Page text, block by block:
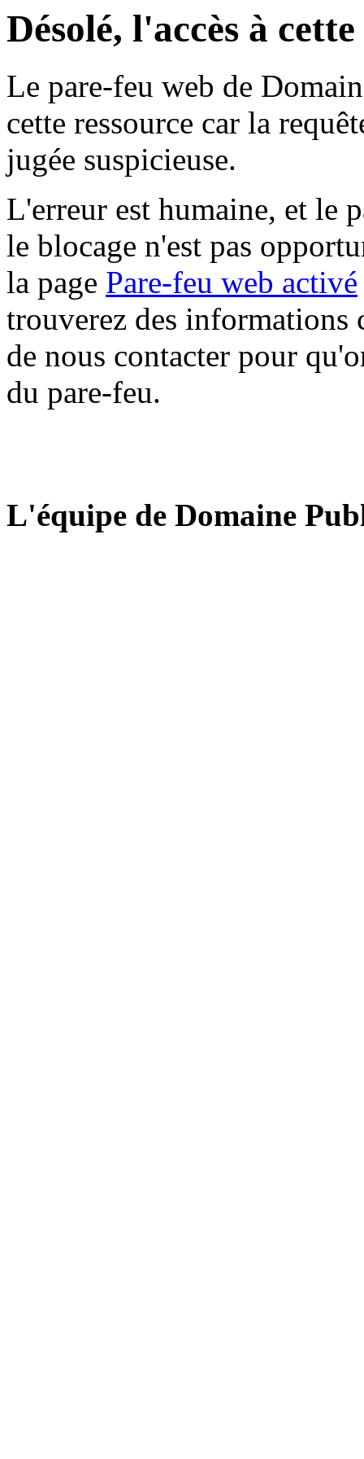
Désolé, l'accès à
Le pare-feu web de
cette ressource car la
jugée suspicieuse.
L'erreur est humaine, et le
le blocage n'est pas
la page Pare-feu web activé
trouverez des informations
de nous contacter pour
du pare-feu.
L'équipe de Domaine